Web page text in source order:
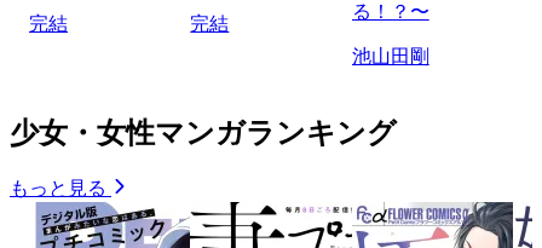
完結 完結
る！？〜
池山田剛
少女・女性マンガランキング
もっと見る